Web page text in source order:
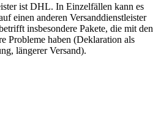
ist DHL. In Einzelfällen kann es
einen anderen Versanddienstleister
insbesondere Pakete, die mit den
Probleme haben (Deklaration als
längerer Versand).